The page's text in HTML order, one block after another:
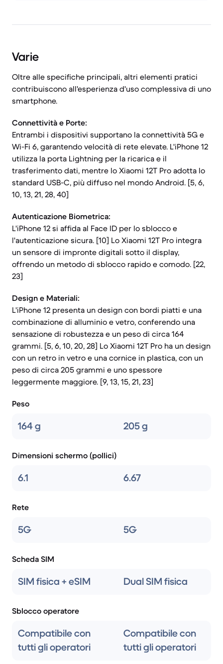
Varie
Oltre alle specifiche principali, altri elementi pratici
contribuiscono all'esperienza d'uso complessiva di uno
smartphone.
Connettività e Porte:
Entrambi i dispositivi supportano la connettività 5G e
Wi-Fi 6, garantendo velocità di rete elevate. L'iPhone 12
utilizza la porta Lightning per la ricarica e il
trasferimento dati, mentre lo Xiaomi 12T Pro adotta lo
standard USB-C, più diffuso nel mondo Android. [5, 6,
10, 13, 21, 28, 40]
Autenticazione Biometrica:
L'iPhone 12 si affida al Face ID per lo sblocco e
l'autenticazione sicura. [10] Lo Xiaomi 12T Pro integra
un sensore di impronte digitali sotto il display,
offrendo un metodo di sblocco rapido e comodo. [22,
23]
Design e Materiali:
L'iPhone 12 presenta un design con bordi piatti e una
combinazione di alluminio e vetro, conferendo una
sensazione di robustezza e un peso di circa 164
grammi. [5, 6, 10, 20, 28] Lo Xiaomi 12T Pro ha un design
con un retro in vetro e una cornice in plastica, con un
peso di circa 205 grammi e uno spessore
leggermente maggiore. [9, 13, 15, 21, 23]
Peso
164 g 205 g
Dimensioni schermo (pollici)
6.1 6.67
Rete
5G 5G
Scheda SIM
SIM fisica + eSIM Dual SIM fisica
Sblocco operatore
Compatibile con
tutti gli operatori
Compatibile con
tutti gli operatori